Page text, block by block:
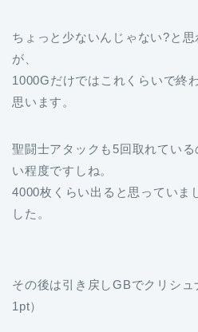
ちょっと少ないんじゃない?と
が、
1000Gだけではこれくらいで終
思います。
聖闘士アタックも5回取れてい
い程度ですしね。
4000枚くらい出ると思っていま
した。
その後は引き戻しGBでクリシ
1pt）